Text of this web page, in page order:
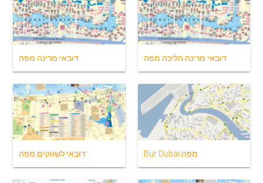
דובאי מרינה מפה דובאי מרינה הליכה מפה
דובאי לשווקים מפה Bur Dubai מפה